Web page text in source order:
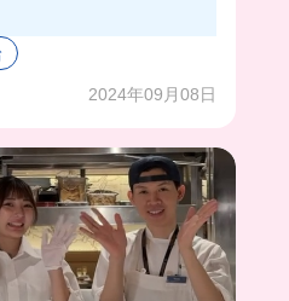
いがたくさんありそうだ
経験ができるなんて最高
2024年09月08日